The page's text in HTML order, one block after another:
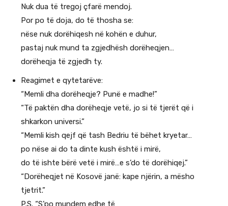
Nuk dua të tregoj çfarë mendoj.
Por po të doja, do të thosha se:
nëse nuk dorëhiqesh në kohën e duhur,
pastaj nuk mund ta zgjedhësh dorëheqjen…
dorëheqja të zgjedh ty.
Reagimet e qytetarëve:
“Memli dha dorëheqje? Punë e madhe!”
“Të paktën dha dorëheqje vetë, jo si të tjerët që i
shkarkon universi.”
“Memli kish qejf që tash Bedriu të bëhet kryetar…
po nëse ai do ta dinte kush është i mirë,
do të ishte bërë vetë i mirë…e s’do të dorëhiqej.”
“Dorëheqjet në Kosovë janë: kape njërin, a mësho
tjetrit.”
P.S. “S’po mundem edhe të